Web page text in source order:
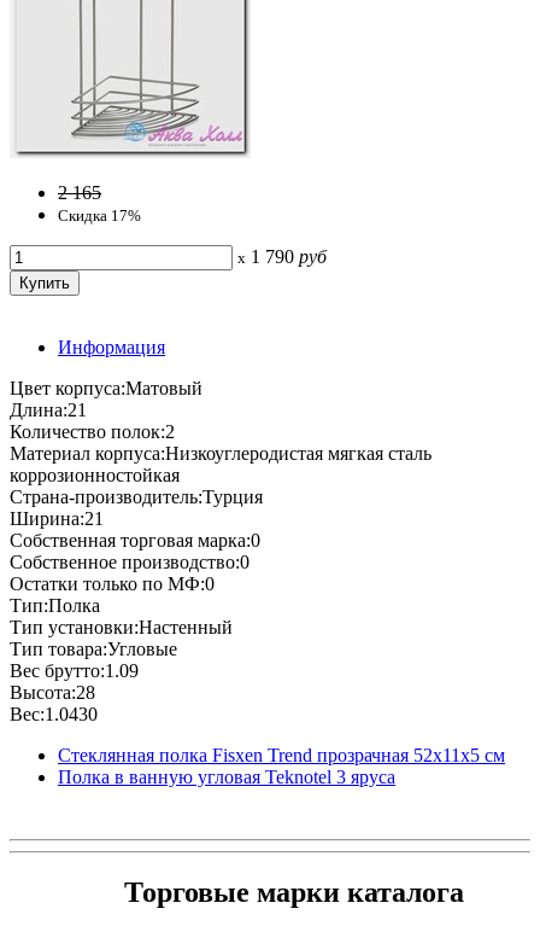
2 165
Скидка 17%
x 1 790 руб
Информация
Цвет корпуса:Матовый
Длина:21
Количество полок:2
Материал корпуса:Низкоуглеродистая мягкая сталь
коррозионностойкая
Страна-производитель:Турция
Ширина:21
Собственная торговая марка:0
Собственное производство:0
Остатки только по МФ:0
Тип:Полка
Тип установки:Настенный
Тип товара:Угловые
Вес брутто:1.09
Высота:28
Вес:1.0430
Стеклянная полка Fisxen Trend прозрачная 52х11х5 см
Полка в ванную угловая Teknotel 3 яруса
Торговые марки каталога